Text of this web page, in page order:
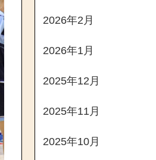
2026年2月
2026年1月
2025年12月
2025年11月
2025年10月